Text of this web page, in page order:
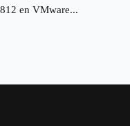
en VMware...